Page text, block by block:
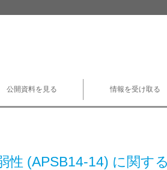
公開資料を見る 情報を受け取る
性 (APSB14-14) に関す